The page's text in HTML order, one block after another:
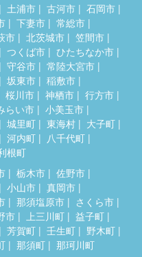
土浦市 古河市
石岡市
下妻市
常総市
市 北茨城市
笠間市
つくば市
ひたちなか市
守谷市
常陸大宮市
坂東市
稲敷市
桜川市 神栖市
行方市
らい市
小美玉市
城里町 東海村
大子町
河内町
八千代町
根町
栃木市
佐野市
小山市
真岡市
那須塩原市
さくら市
市 上三川町
益子町
芳賀町 壬生町
野木町
那須町 那珂川町